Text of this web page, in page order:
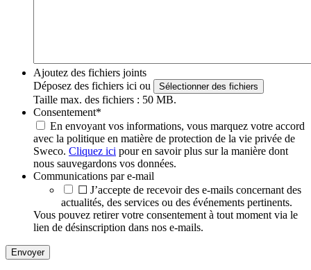
Ajoutez des fichiers joints
Déposez des fichiers ici ou
Sélectionner des fichiers
Taille max. des fichiers : 50 MB.
Consentement*
En envoyant vos informations, vous marquez votre accord
avec la politique en matière de protection de la vie privée de
Sweco. Cliquez ici pour en savoir plus sur la manière dont
nous sauvegardons vos données.
Communications par e-mail
☐ J’accepte de recevoir des e-mails concernant des
actualités, des services ou des événements pertinents.
Vous pouvez retirer votre consentement à tout moment via le
lien de désinscription dans nos e-mails.
Envoyer